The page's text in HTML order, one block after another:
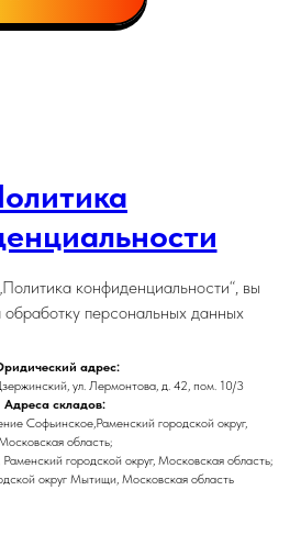
конфиденциальности“, вы
персональных данных
адрес:
ул. Лермонтова, д. 42, пом. 10/3
Адреса складов:
Софьинское,Раменский городской округ,
область;
городской округ, Московская область;
округ Мытищи, Московская область